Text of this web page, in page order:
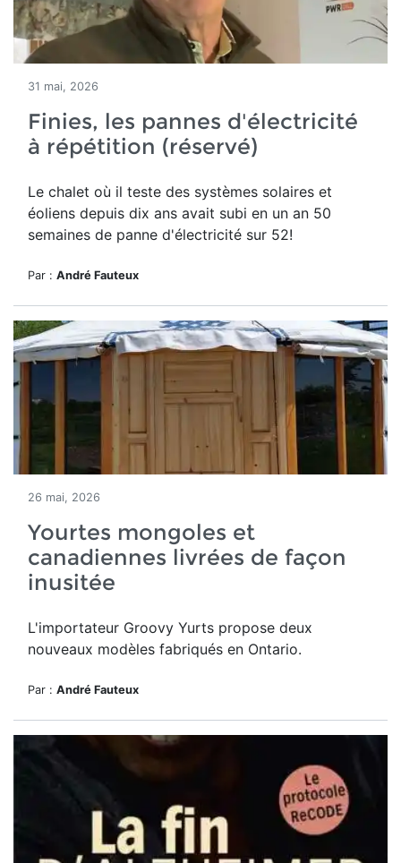
31 mai, 2026
Finies, les pannes d'électricité
à répétition (réservé)
Le chalet où il teste des systèmes solaires et
éoliens depuis dix ans avait subi en un an 50
semaines de panne d'électricité sur 52!
Par : André Fauteux
26 mai, 2026
Yourtes mongoles et
canadiennes livrées de façon
inusitée
L'importateur Groovy Yurts propose deux
nouveaux modèles fabriqués en Ontario.
Par : André Fauteux